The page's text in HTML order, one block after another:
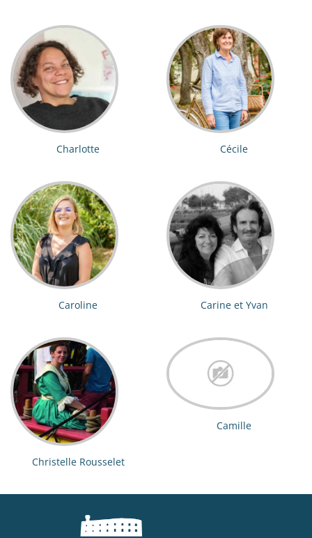
Charlotte Cécile
Caroline Carine et Yvan
Christelle Rousselet
Camille